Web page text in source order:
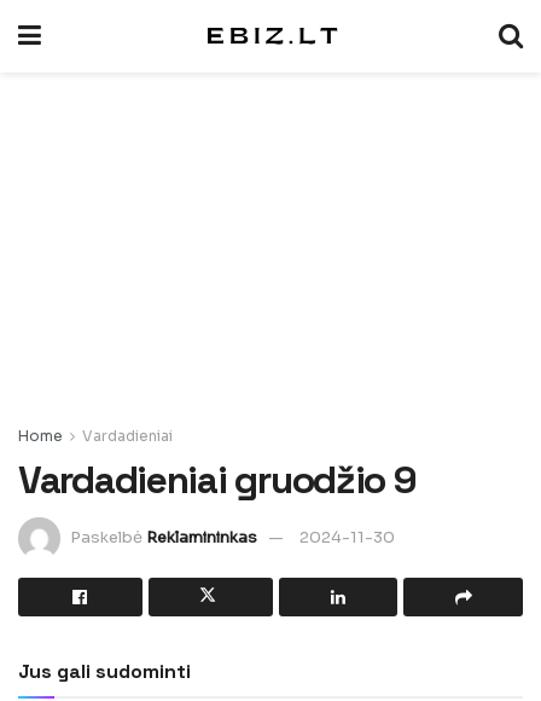
Home Vardadieniai
Vardadieniai gruodžio 9
Paskelbė Reklamininkas 2024-11-30
Jus gali sudominti